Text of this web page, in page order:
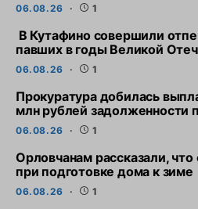
06.08.26 1
В Кутафино совершили
павших в годы Великой
06.08.26 1
Прокуратура добилась
млн рублей задолженности
06.08.26 1
Орловчанам рассказали,
при подготовке дома к зиме
06.08.26 1